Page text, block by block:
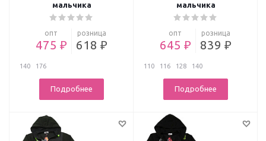
мальчика
опт
475 ₽
розница
618 ₽
140 176
Подробнее
мальчика
опт
645 ₽
розница
839 ₽
110 116 128 140
Подробнее